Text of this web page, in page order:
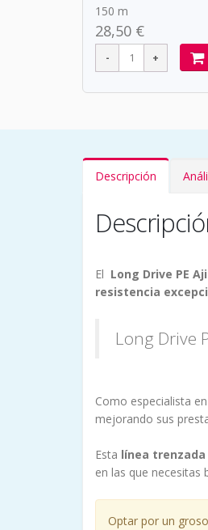
150 m
28,50 €
Descripción
El Long Drive PE
resistencia
Long Drive
Como especialista
mejorando sus
Esta línea
en las que necesitas
Optar por un